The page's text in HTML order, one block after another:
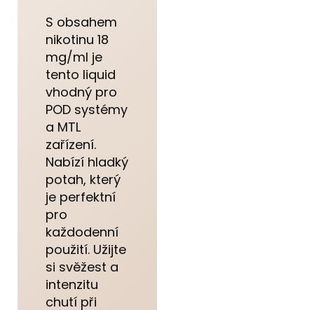
S obsahem
nikotinu 18
mg/ml je
tento liquid
vhodný pro
POD systémy
a MTL
zařízení.
Nabízí hladký
potah, který
je perfektní
pro
každodenní
použití. Užijte
si svěžest a
intenzitu
chutí při